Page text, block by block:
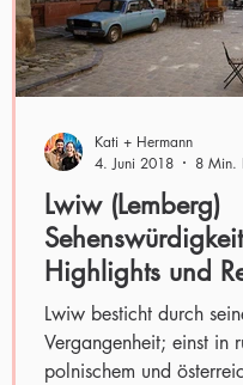
Lwiw (Lemberg)
Highlights und
Lwiw besticht durch
Vergangenheit; einst in
polnischem und
Kati + Hermann
4. Juni 2018
8 Min.